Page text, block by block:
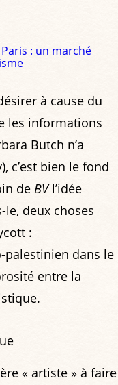
: un marché
à cause du
les informations
Butch n’a
c’est bien le fond
de BVl’idée
le, deux choses
:
dans le
entre la
« artiste » à faire